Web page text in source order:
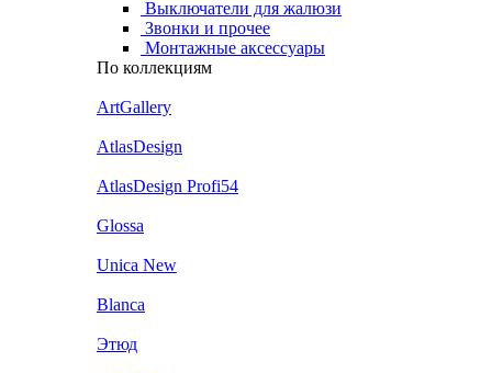
Выключатели для жалюзи
Звонки и прочее
Монтажные аксессуары
По коллекциям
ArtGallery
AtlasDesign
AtlasDesign Profi54
Glossa
Unica New
Blanca
Этюд